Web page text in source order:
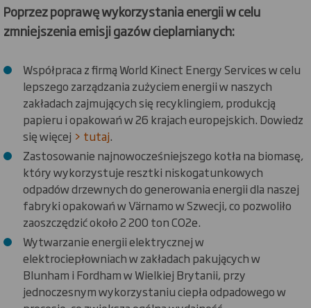
Poprzez poprawę wykorzystania energii w celu
zmniejszenia emisji gazów cieplarnianych:
Współpraca z firmą World Kinect Energy Services w celu
lepszego zarządzania zużyciem energii w naszych
zakładach zajmujących się recyklingiem, produkcją
papieru i opakowań w 26 krajach europejskich. Dowiedz
się więcej > tutaj.
Zastosowanie najnowocześniejszego kotła na biomasę,
który wykorzystuje resztki niskogatunkowych
odpadów drzewnych do generowania energii dla naszej
fabryki opakowań w Värnamo w Szwecji, co pozwoliło
zaoszczędzić około 2 200 ton CO2e.
Wytwarzanie energii elektrycznej w
elektrociepłowniach w zakładach pakujących w
Blunham i Fordham w Wielkiej Brytanii, przy
jednoczesnym wykorzystaniu ciepła odpadowego w